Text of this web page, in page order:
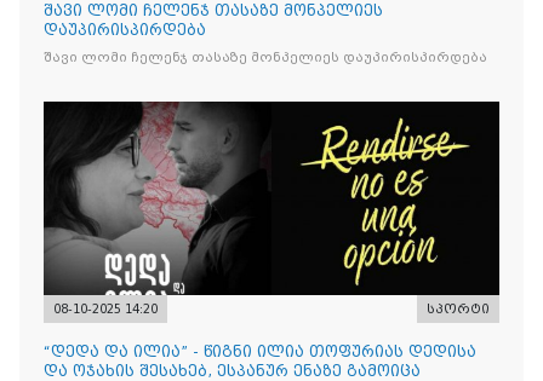
შავი ლომი ჩელენჯ თასაზე მონპელიეს
დაუპირისპირდება
შავი ლომი ჩელენჯ თასაზე მონპელიეს დაუპირისპირდება
08-10-2025 14:20 სპორტი
“დედა და ილია” - წიგნი ილია თოფურიას დედისა
და ოჯახის შესახებ, ესპანურ ენაზე გამოიცა